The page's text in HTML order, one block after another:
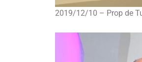
2019/12/10 – Prop de